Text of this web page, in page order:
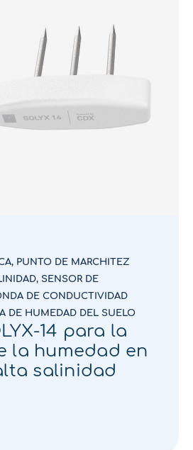
, PUNTO DE MARCHITEZ
, SENSOR DE
DE CONDUCTIVIDAD
DE HUMEDAD DEL SUELO
14 para la
la humedad en
salinidad